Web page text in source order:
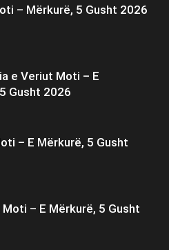
– Mërkurë, 5 Gusht 2026
e Veriut Moti – E
Gusht 2026
– E Mërkurë, 5 Gusht
– E Mërkurë, 5 Gusht